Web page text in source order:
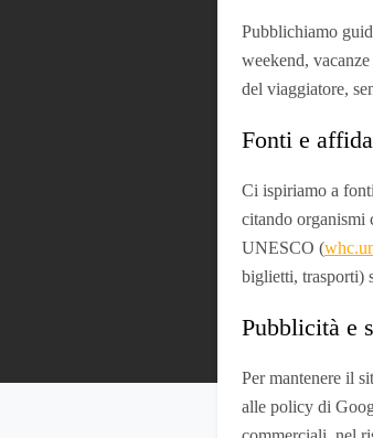
Pubblichiamo
weekend,
del viaggiatore,
Fonti e
Ci ispiriamo a
citando organismi
UNESCO (
biglietti, trasporti)
Pubblicità e
Per mantenere il
alle policy di